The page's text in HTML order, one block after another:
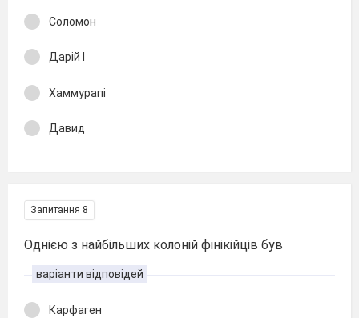
Соломон
Дарій І
Хаммурапі
Давид
Запитання 8
Однією з найбільших колоній фінікійців був
варіанти відповідей
Карфаген